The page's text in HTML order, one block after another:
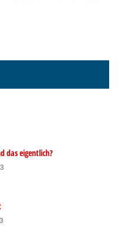
das eigentlich?